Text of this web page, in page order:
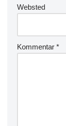
Websted
Kommentar *